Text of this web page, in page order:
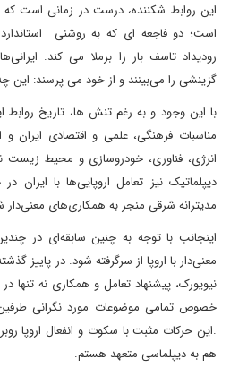
این روابط شکننده، درست در زمانی است
است؛ دو فاجعه ای که به روشنی
رودیداد تاسف بار را برملا می کند.
گزینشی را می‌بینند و از خود می پرسند: این
با این وجود و به رغم تنش ها، تاریخ روابط
مناسبات فرهنگی، علمی و اقتصادی ایران
انرژی، فناوری، خودروسازی و محیط
دیپلماتیک نیز تعامل اروپایی‌ها با ایران
مدیترانه شرقی منجر به همکاری‌های
اینجانب با توجه به چنین سابقه‌ای در
معنی‌دار با اروپا از سرگرفته شود. در پاییز
نیویورک، پیشنهاد تعامل و همکاری نه
خصوص تمامی موضوعات مورد نگرانی طرفین
.این حرکات مثبت با سکوت و انفعال اروپا
هم به دیپلماسی متعهد هستم.